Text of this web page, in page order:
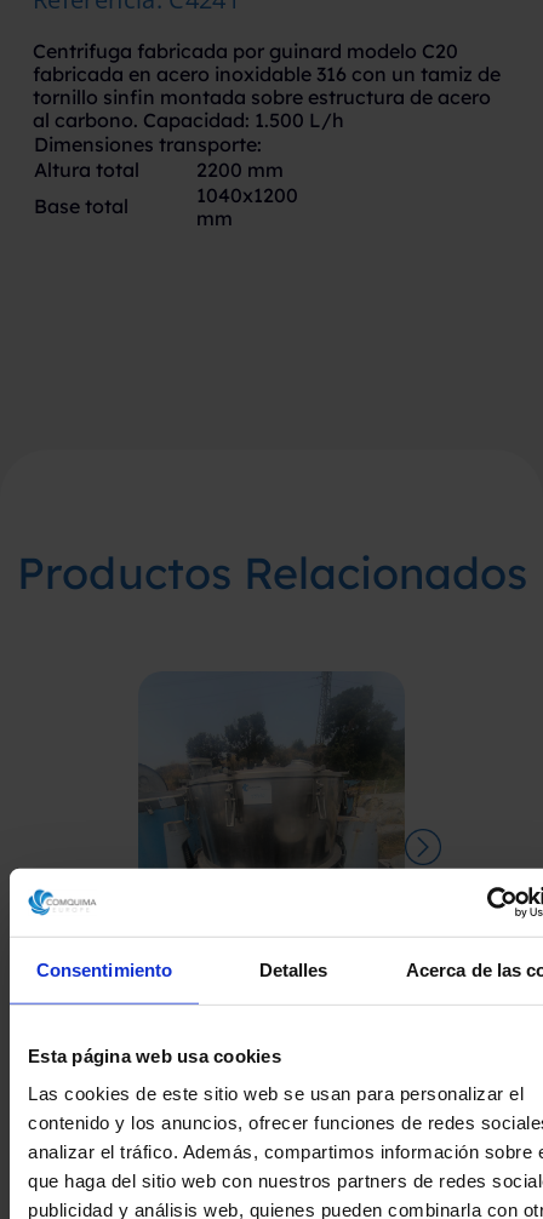
Consentimiento Detalles Acerca de las
Esta página web usa cookies
Las cookies de este sitio web se usan para personalizar el
contenido y los anuncios, ofrecer funciones de redes
analizar el tráfico. Además, compartimos información sobre
que haga del sitio web con nuestros partners de redes
publicidad y análisis web, quienes pueden combinarla con
Centrifuga fabricada por guinard modelo C20
fabricada en acero inoxidable 316 con un tamiz de
tornillo sinfin montada sobre estructura de acero
al carbono. Capacidad: 1.500 L/h
Dimensiones transporte:
Altura total
2200 mm
Base total
1040x1200
mm
Productos Relacionados
CENTRIFUGA RIERA
NADEU 200F-1000 ACERO
INOXIDABLE 316 250 Kg